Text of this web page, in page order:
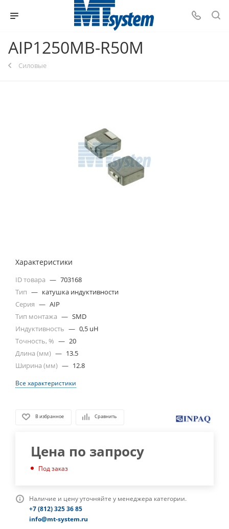
AIP1250MB-R50M
Силовые
Характеристики
ID товара — 703168
Тип — катушка индуктивности
Серия — AIP
Тип монтажа — SMD
Индуктивность — 0,5 uH
Точность, % — 20
Длина (мм) — 13.5
Ширина (мм) — 12.8
Все характеристики
В избранное Сравнить
Цена по запросу
Под заказ
Наличие и цену уточняйте у менеджера категории.
+7 (812) 325 36 85
info@mt-system.ru